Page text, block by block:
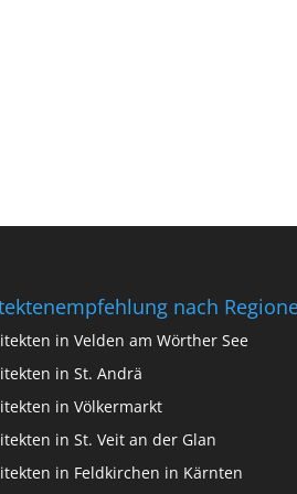
nach
in Velden am Wörther See
in St. Andrä
in Völkermarkt
in St. Veit an der Glan
in Feldkirchen in Kärnten